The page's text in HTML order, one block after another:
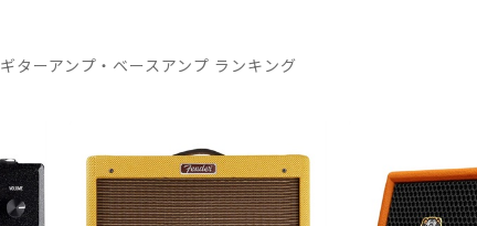
ギターアンプ・ベースアンプ ランキング